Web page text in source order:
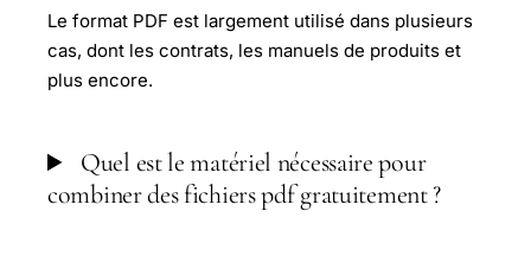
Le format PDF est largement utilisé dans plusieurs
cas, dont les contrats, les manuels de produits et
plus encore.
Quel est le matériel nécessaire pour
combiner des fichiers pdf gratuitement ?